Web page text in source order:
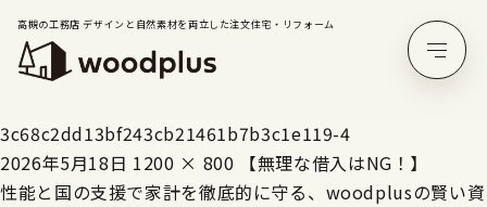
高槻の工務店 デザインと自然素材を両立した注文住宅・リフォーム
3c68c2dd13bf243cb21461b7b3c1e119-4
2026年5月18日 1200 × 800
【無理な借入はNG！】
性能と国の支援で家計を徹底的に守る、woodplusの賢い資